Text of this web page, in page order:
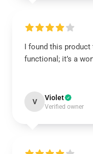
I found this product
functional; it’s a
V Violet
Verified owner